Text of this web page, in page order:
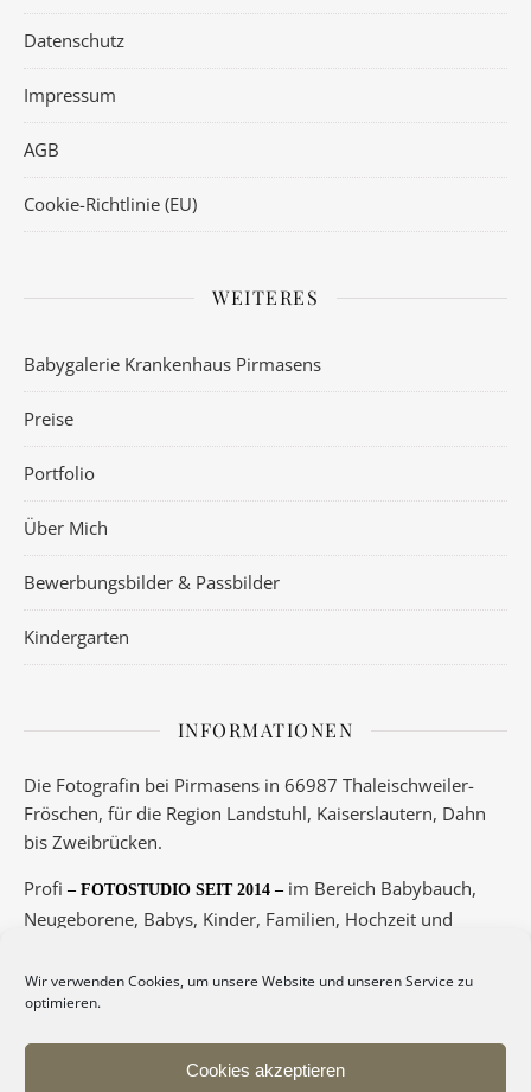
Wir verwenden Cookies, um unsere Website und unseren Service zu
optimieren.
Cookies akzeptieren
Datenschutz
Impressum
AGB
Cookie-Richtlinie (EU)
WEITERES
Babygalerie Krankenhaus Pirmasens
Preise
Portfolio
Über Mich
Bewerbungsbilder & Passbilder
Kindergarten
INFORMATIONEN
Die Fotografin bei Pirmasens in 66987 Thaleischweiler-
Fröschen, für die Region Landstuhl, Kaiserslautern, Dahn
bis Zweibrücken.
Profi – FOTOSTUDIO SEIT 2014 – im Bereich Babybauch,
Neugeborene, Babys, Kinder, Familien, Hochzeit und
Telefon 06334/5789 oder 0175/3417145
– Termine nur nach Vereinbarung! –